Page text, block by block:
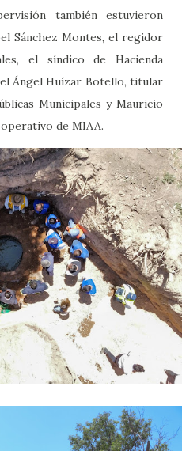
también estuvieron
Sánchez Montes, el regidor
el síndico de Hacienda
Ángel Huízar Botello, titular
Municipales y Mauricio
de MIAA.